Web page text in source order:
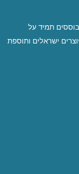
תמיד על
ישראלים ותוספת